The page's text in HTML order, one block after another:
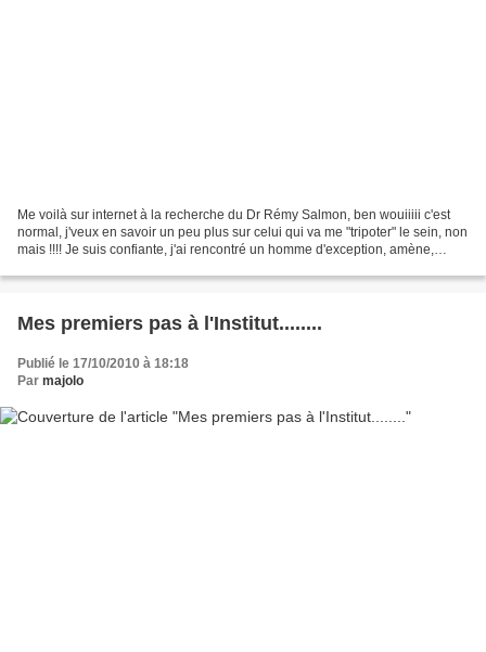
Me voilà sur internet à la recherche du Dr Rémy Salmon, ben wouiiiii c'est
normal, j'veux en savoir un peu plus sur celui qui va me "tripoter" le sein, non
mais !!!! Je suis confiante, j'ai rencontré un homme d'exception, amène,
Mes premiers pas à l'Institut........
Publié le 17/10/2010 à 18:18
Par majolo